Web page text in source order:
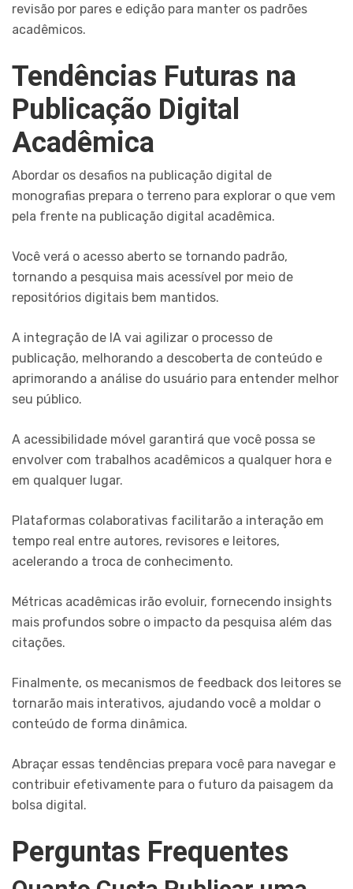
revisão por pares e edição para manter os padrões
acadêmicos.
Tendências Futuras na
Publicação Digital
Acadêmica
Abordar os desafios na publicação digital de
monografias prepara o terreno para explorar o que vem
pela frente na publicação digital acadêmica.
Você verá o acesso aberto se tornando padrão,
tornando a pesquisa mais acessível por meio de
repositórios digitais bem mantidos.
A integração de IA vai agilizar o processo de
publicação, melhorando a descoberta de conteúdo e
aprimorando a análise do usuário para entender melhor
seu público.
A acessibilidade móvel garantirá que você possa se
envolver com trabalhos acadêmicos a qualquer hora e
em qualquer lugar.
Plataformas colaborativas facilitarão a interação em
tempo real entre autores, revisores e leitores,
acelerando a troca de conhecimento.
Métricas acadêmicas irão evoluir, fornecendo insights
mais profundos sobre o impacto da pesquisa além das
citações.
Finalmente, os mecanismos de feedback dos leitores se
tornarão mais interativos, ajudando você a moldar o
conteúdo de forma dinâmica.
Abraçar essas tendências prepara você para navegar e
contribuir efetivamente para o futuro da paisagem da
bolsa digital.
Perguntas Frequentes